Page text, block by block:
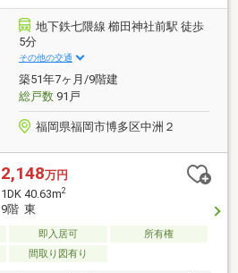
地下鉄七隈線 櫛田神社前駅 徒歩
5分
その他の交通
築51年7ヶ月/9階建
総戸数91戸
福岡県福岡市博多区中洲２
2,148万円
1DK 40.63m2
9階 東
即入居可
所有権
間取り図有り